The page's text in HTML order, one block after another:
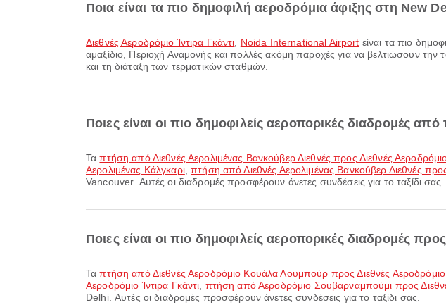
Ποια είναι τα πιο δημοφιλή αεροδρόμια άφιξης στη New
Διεθνές Αεροδρόμιο Ίντιρα Γκάντι Noida International Airport είναι τα πιο
αμαξίδιο, Περιοχή Αναμονής και πολλές ακόμη παροχές για να βελτιώσουν την
και τη διάταξη των τερματικών σταθμών.
Ποιες είναι οι πιο δημοφιλείς αεροπορικές διαδρομές
Ταπτήση από Διεθνές Αερολιμένας Βανκούβερ Διεθνές προς Διεθνές
Αερολιμένας Κάλγκαρι,πτήση από Διεθνές Αερολιμένας Βανκούβερ Διεθνές
Vancouver. Αυτές οι διαδρομές προσφέρουν άνετες συνδέσεις για το ταξίδι σας.
Ποιες είναι οι πιο δημοφιλείς αεροπορικές διαδρομές
Ταπτήση από Διεθνές Αεροδρόμιο Κουάλα Λουμπούρ προς Διεθνές Αεροδρόμιο
Αεροδρόμιο Ίντιρα Γκάντι πτήση από Αεροδρόμιο Σουβαρναμπούμι προς
Delhi. Αυτές οι διαδρομές προσφέρουν άνετες συνδέσεις για το ταξίδι σας.